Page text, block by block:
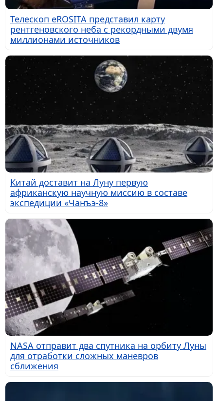
Телескоп eROSITA представил карту
рентгеновского неба с рекордными двумя
миллионами источников
Китай доставит на Луну первую
африканскую научную миссию в составе
экспедиции «Чанъэ-8»
NASA отправит два спутника на орбиту Луны
для отработки сложных маневров
сближения